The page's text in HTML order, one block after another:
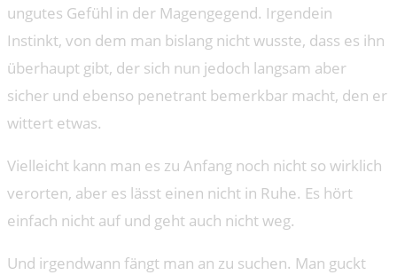
ungutes Gefühl in der Magengegend. Irgendein
Instinkt, von dem man bislang nicht wusste, dass es ihn
überhaupt gibt, der sich nun jedoch langsam aber
sicher und ebenso penetrant bemerkbar macht, den er
wittert etwas.
Vielleicht kann man es zu Anfang noch nicht so wirklich
verorten, aber es lässt einen nicht in Ruhe. Es hört
einfach nicht auf und geht auch nicht weg.
Und irgendwann fängt man an zu suchen. Man guckt